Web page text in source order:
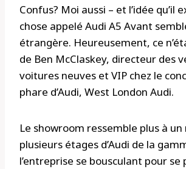
Confus? Moi aussi – et l’idée qu’il
chose appelé Audi A5 Avant
étrangère. Heureusement, ce
de Ben McClaskey, directeur des
voitures neuves et VIP chez le
phare d’Audi, West London Audi.
Le showroom ressemble plus à
plusieurs étages d’Audi de la
l’entreprise se bousculant pour